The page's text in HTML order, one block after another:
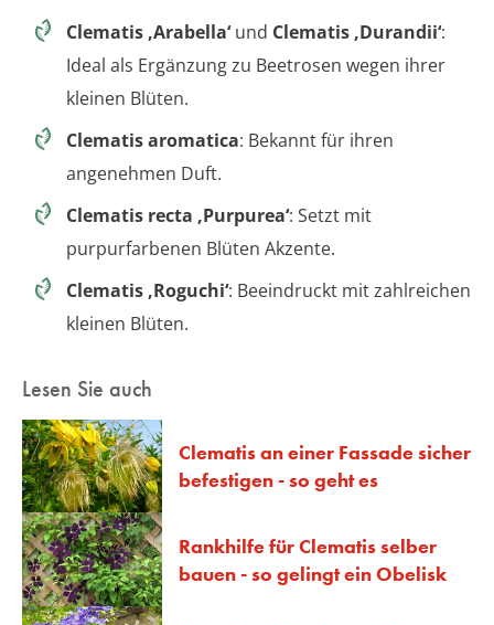
Clematis ‚Arabella‘und Clematis ‚Durandii‘:
Ideal als Ergänzung zu Beetrosen wegen ihrer
kleinen Blüten.
Clematis aromatica: Bekannt für ihren
angenehmen Duft.
Clematis recta ‚Purpurea‘: Setzt mit
purpurfarbenen Blüten Akzente.
Clematis ‚Roguchi‘: Beeindruckt mit zahlreichen
kleinen Blüten.
Lesen Sie auch
Clematis an einer Fassade sicher
befestigen - so geht es
Rankhilfe für Clematis selber
bauen - so gelingt ein Obelisk